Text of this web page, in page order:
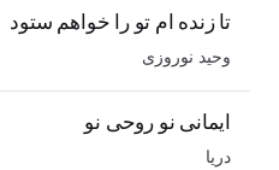
تا زنده ام تو را خواهم ستود
وحید نوروزی
ایمانی نو روحی نو
دریا